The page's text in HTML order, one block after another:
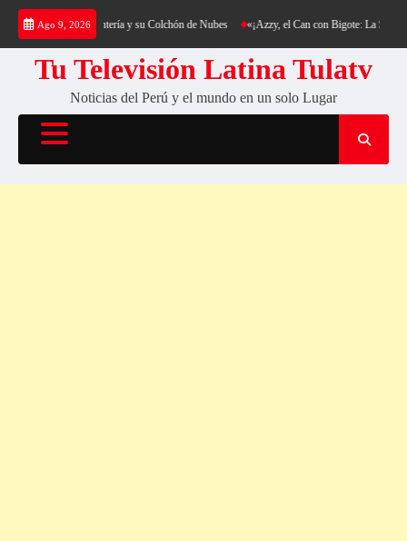
Saltar
contenido
Ago 9, 2026
al Cerro Cantería y su Colchón de Nubes «¡Azzy, el Can con Bigote: La
Tu Televisión Latina Tulatv
Noticias del Perú y el mundo en un solo Lugar